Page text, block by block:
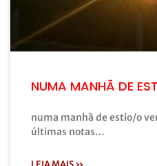
NUMA MANHÃ DE
numa manhã de estio/o
últimas notas…